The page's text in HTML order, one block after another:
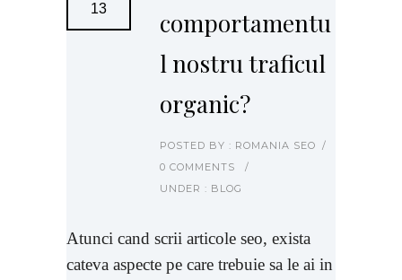
13
comportamentu
l nostru traficul
organic?
POSTED BY : ROMANIA SEO /
0 COMMENTS
/
UNDER : BLOG
Atunci cand scrii articole seo, exista
cateva aspecte pe care trebuie sa le ai in